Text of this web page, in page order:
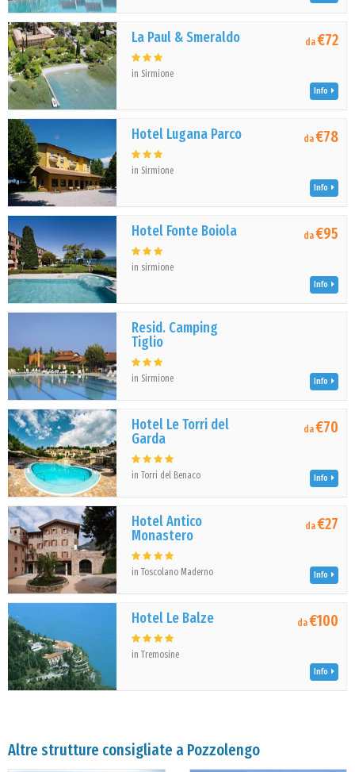
La Paul & Smeraldo
in Sirmione
da€72
Info
Hotel Lugana Parco
in Sirmione
da€78
Info
Hotel Fonte Boiola
in sirmione
da€95
Info
Resid. Camping
Tiglio
in Sirmione Info
Hotel Le Torri del
Garda
in Torri del Benaco
da€70
Info
Hotel Antico
Monastero
in Toscolano Maderno
da€27
Info
Hotel Le Balze
in Tremosine
da€100
Info
Altre strutture consigliate a Pozzolengo